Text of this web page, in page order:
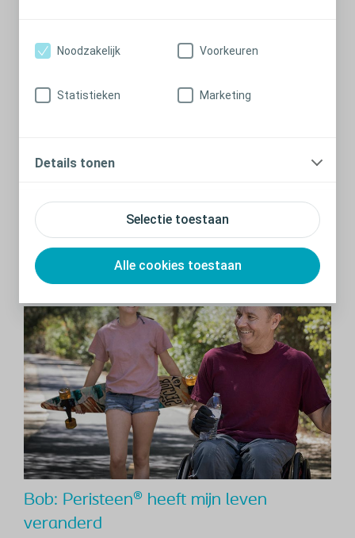
Selectie toestaan
Alle cookies toestaan
Noodzakelijk Voorkeuren
Statistieken Marketing
Details tonen
Gebruik deze checklist als hulp om alle accessoires in te
pakken.
Bob: Peristeen® heeft mijn leven
veranderd